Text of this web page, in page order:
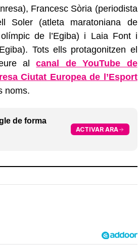
Francesc Sòria (periodista
Soler (atleta maratoniana de
de l’Egiba) i Laia Font i
Tots ells protagonitzen el
alcanal de YouTube de
Ciutat Europea de l’Esport
noms.
de forma
ACTIVAR ARA